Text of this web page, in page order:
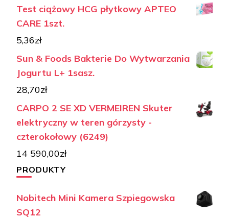
Test ciążowy HCG płytkowy APTEO
CARE 1szt.
5,36zł
Sun & Foods Bakterie Do Wytwarzania
Jogurtu L+ 1sasz.
28,70zł
CARPO 2 SE XD VERMEIREN Skuter
elektryczny w teren górzysty -
czterokołowy (6249)
14 590,00zł
PRODUKTY
Nobitech Mini Kamera Szpiegowska
SQ12